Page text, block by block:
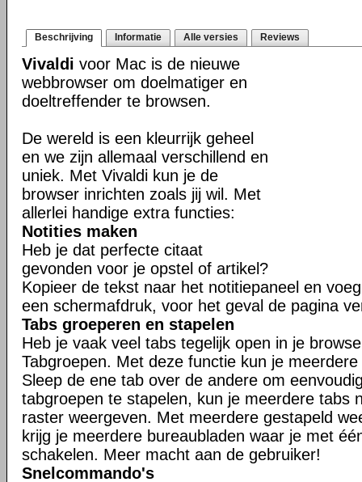
Beschrijving Informatie Alle versies Reviews
Vivaldi voor Mac is de nieuwe
webbrowser om doelmatiger en
doeltreffender te browsen.
De wereld is een kleurrijk geheel
en we zijn allemaal verschillend en
uniek. Met Vivaldi kun je de
browser inrichten zoals jij wil. Met
allerlei handige extra functies:
Notities maken
Heb je dat perfecte citaat
gevonden voor je opstel of artikel?
Kopieer de tekst naar het notitiepaneel en
een schermafdruk, voor het geval de pagina
Tabs groeperen en stapelen
Heb je vaak veel tabs tegelijk open in je
Tabgroepen. Met deze functie kun je
Sleep de ene tab over de andere om
tabgroepen te stapelen, kun je meerdere tabs
raster weergeven. Met meerdere gestapeld
krijg je meerdere bureaubladen waar je met
schakelen. Meer macht aan de gebruiker!
Snelcommando's